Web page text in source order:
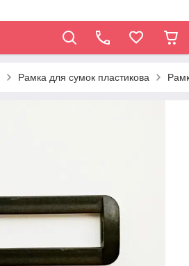
Рамка для сумок пластикова